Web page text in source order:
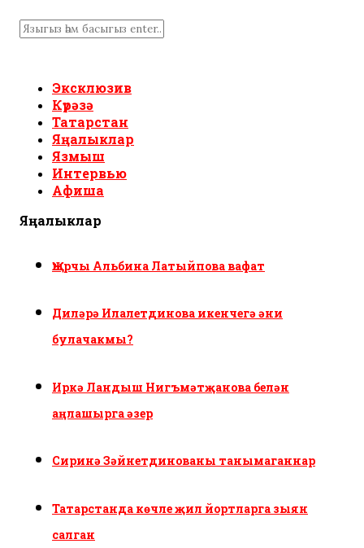
Эксклюзив
Күрәзә
Татарстан
Яңалыклар
Язмыш
Интервью
Афиша
Яңалыклар
Җырчы Альбина Латыйпова вафат
Диләрә Илалетдинова икенчегә әни
булачакмы?
Иркә Ландыш Нигъмәтҗанова белән
аңлашырга әзер
Сиринә Зәйнетдинованы танымаганнар
Татарстанда көчле җил йортларга зыян
салган